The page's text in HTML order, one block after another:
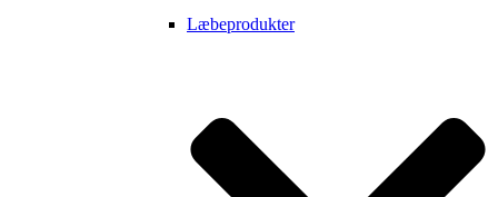
Læbeprodukter